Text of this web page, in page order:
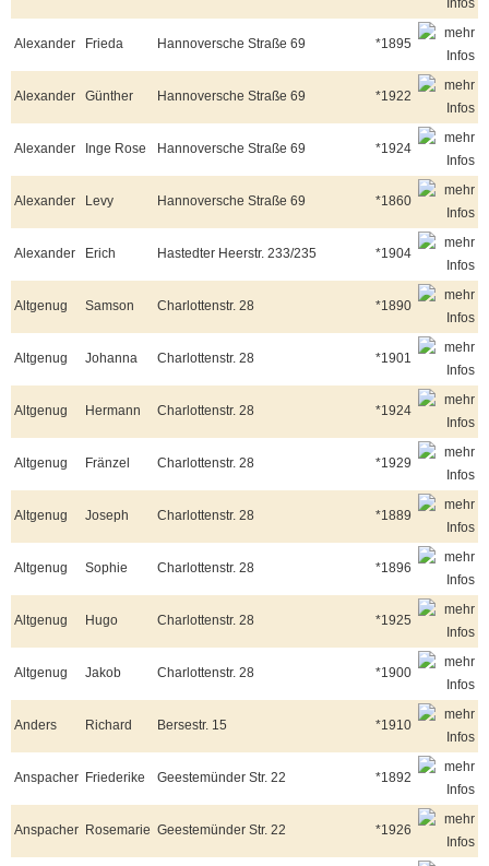
Alexander Frieda Hannoversche Straße 69 *1895
Alexander Günther Hannoversche Straße 69 *1922
Alexander Inge Rose Hannoversche Straße 69 *1924
Alexander Levy Hannoversche Straße 69 *1860
Alexander Erich Hastedter Heerstr. 233/235 *1904
Altgenug Samson Charlottenstr. 28 *1890
Altgenug Johanna Charlottenstr. 28 *1901
Altgenug Hermann Charlottenstr. 28 *1924
Altgenug Fränzel Charlottenstr. 28 *1929
Altgenug Joseph Charlottenstr. 28 *1889
Altgenug Sophie Charlottenstr. 28 *1896
Altgenug Hugo Charlottenstr. 28 *1925
Altgenug Jakob Charlottenstr. 28 *1900
Anders Richard Bersestr. 15 *1910
Anspacher Friederike Geestemünder Str. 22 *1892
Anspacher Rosemarie Geestemünder Str. 22 *1926